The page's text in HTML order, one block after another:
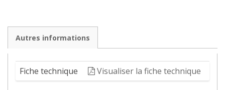
Autres informations
Fiche technique Visualiser la fiche technique